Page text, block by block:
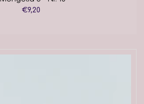
€9,20